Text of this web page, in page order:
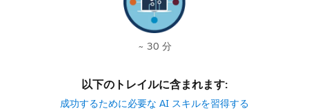
~ 30 分
以下のトレイルに含まれます:
成功するために必要な AI スキルを習得する